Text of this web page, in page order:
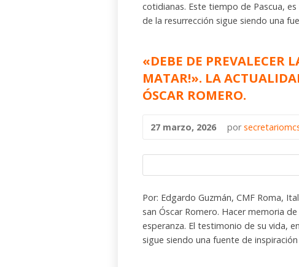
cotidianas. Este tiempo de Pascua,
de la resurrección sigue siendo una
«DEBE DE PREVALECER
MATAR!». LA
ÓSCAR ROMERO.
27 marzo, 2026 por
Por: Edgardo Guzmán, CMF Roma,
san Óscar Romero. Hacer memoria
esperanza. El testimonio de su vida,
sigue siendo una fuente de